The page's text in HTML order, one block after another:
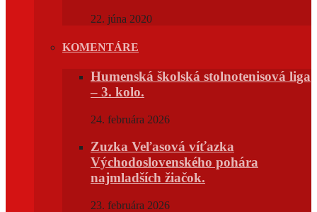
22. júna 2020
KOMENTÁRE
Humenská školská stolnotenisová liga
– 3. kolo.
24. februára 2026
Zuzka Veľasová víťazka
Východoslovenského pohára
najmladších žiačok.
23. februára 2026